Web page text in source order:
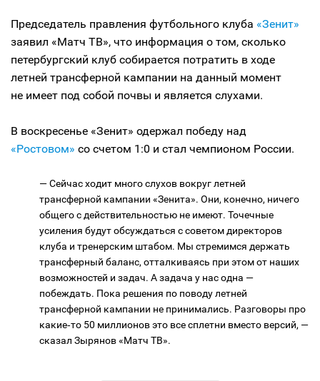
Председатель правления футбольного клуба «Зенит»
заявил «Матч ТВ», что информация о том, сколько
петербургский клуб собирается потратить в ходе
летней трансферной кампании на данный момент
не имеет под собой почвы и является слухами.
В воскресенье «Зенит» одержал победу над
«Ростовом» со счетом 1:0 и стал чемпионом России.
— Сейчас ходит много слухов вокруг летней
трансферной кампании «Зенита». Они, конечно, ничего
общего с действительностью не имеют. Точечные
усиления будут обсуждаться с советом директоров
клуба и тренерским штабом. Мы стремимся держать
трансферный баланс, отталкиваясь при этом от наших
возможностей и задач. А задача у нас одна —
побеждать. Пока решения по поводу летней
трансферной кампании не принимались. Разговоры про
какие‑то 50 миллионов это все сплетни вместо версий, —
сказал Зырянов «Матч ТВ».